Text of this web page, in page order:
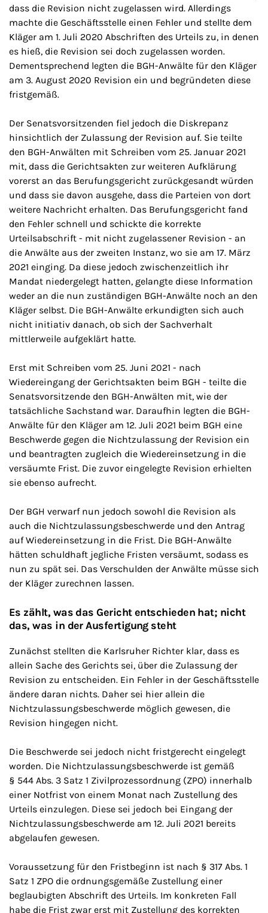
dass die Revision nicht zugelassen wird. Allerdings
machte die Geschäftsstelle einen Fehler und stellte dem
Kläger am 1. Juli 2020 Abschriften des Urteils zu, in denen
es hieß, die Revision sei doch zugelassen worden.
Dementsprechend legten die BGH-Anwälte für den Kläger
am 3. August 2020 Revision ein und begründeten diese
fristgemäß.
Der Senatsvorsitzenden fiel jedoch die Diskrepanz
hinsichtlich der Zulassung der Revision auf. Sie teilte
den BGH-Anwälten mit Schreiben vom 25. Januar 2021
mit, dass die Gerichtsakten zur weiteren Aufklärung
vorerst an das Berufungsgericht zurückgesandt würden
und dass sie davon ausgehe, dass die Parteien von dort
weitere Nachricht erhalten. Das Berufungsgericht fand
den Fehler schnell und schickte die korrekte
Urteilsabschrift - mit nicht zugelassener Revision - an
die Anwälte aus der zweiten Instanz, wo sie am 17. März
2021 einging. Da diese jedoch zwischenzeitlich ihr
Mandat niedergelegt hatten, gelangte diese Information
weder an die nun zuständigen BGH-Anwälte noch an den
Kläger selbst. Die BGH-Anwälte erkundigten sich auch
nicht initiativ danach, ob sich der Sachverhalt
mittlerweile aufgeklärt hatte.
Erst mit Schreiben vom 25. Juni 2021 - nach
Wiedereingang der Gerichtsakten beim BGH - teilte die
Senatsvorsitzende den BGH-Anwälten mit, wie der
tatsächliche Sachstand war. Daraufhin legten die BGH-
Anwälte für den Kläger am 12. Juli 2021 beim BGH eine
Beschwerde gegen die Nichtzulassung der Revision ein
und beantragten zugleich die Wiedereinsetzung in die
versäumte Frist. Die zuvor eingelegte Revision erhielten
sie ebenso aufrecht.
Der BGH verwarf nun jedoch sowohl die Revision als
auch die Nichtzulassungsbeschwerde und den Antrag
auf Wiedereinsetzung in die Frist. Die BGH-Anwälte
hätten schuldhaft jegliche Fristen versäumt, sodass es
nun zu spät sei. Das Verschulden der Anwälte müsse sich
der Kläger zurechnen lassen.
Es zählt, was das Gericht entschieden hat; nicht
das, was in der Ausfertigung steht
Zunächst stellten die Karlsruher Richter klar, dass es
allein Sache des Gerichts sei, über die Zulassung der
Revision zu entscheiden. Ein Fehler in der Geschäftsstelle
ändere daran nichts. Daher sei hier allein die
Nichtzulassungsbeschwerde möglich gewesen, die
Revision hingegen nicht.
Die Beschwerde sei jedoch nicht fristgerecht eingelegt
worden. Die Nichtzulassungsbeschwerde ist gemäß
§ 544 Abs. 3 Satz 1 Zivilprozessordnung (ZPO) innerhalb
einer Notfrist von einem Monat nach Zustellung des
Urteils einzulegen. Diese sei jedoch bei Eingang der
Nichtzulassungsbeschwerde am 12. Juli 2021 bereits
abgelaufen gewesen.
Voraussetzung für den Fristbeginn ist nach § 317 Abs. 1
Satz 1 ZPO die ordnungsgemäße Zustellung einer
beglaubigten Abschrift des Urteils. Im konkreten Fall
habe die Frist zwar erst mit Zustellung des korrekten